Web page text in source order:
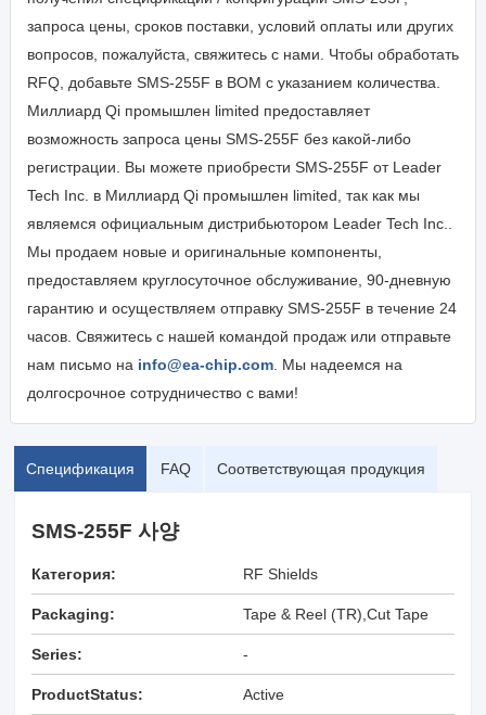
запроса цены, сроков поставки, условий оплаты или других
вопросов, пожалуйста, свяжитесь с нами. Чтобы обработать
RFQ, добавьте SMS-255F в BOM с указанием количества.
Миллиард Qi промышлен limited предоставляет
возможность запроса цены SMS-255F без какой-либо
регистрации. Вы можете приобрести SMS-255F от Leader
Tech Inc. в Миллиард Qi промышлен limited, так как мы
являемся официальным дистрибьютором Leader Tech Inc..
Мы продаем новые и оригинальные компоненты,
предоставляем круглосуточное обслуживание, 90-дневную
гарантию и осуществляем отправку SMS-255F в течение 24
часов. Свяжитесь с нашей командой продаж или отправьте
нам письмо на info@ea-chip.com. Мы надеемся на
долгосрочное сотрудничество с вами!
Спецификация FAQ Соответствующая продукция
SMS-255F 사양
Категория: RF Shields
Packaging: Tape & Reel (TR),Cut Tape
(CT),Digi-Reel®
Series: -
ProductStatus: Active